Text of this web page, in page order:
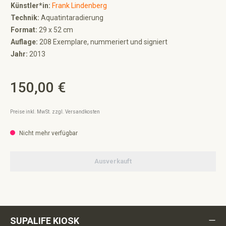
Künstler*in: Frank Lindenberg
Technik: Aquatintaradierung
Format: 29 x 52 cm
Auflage: 208 Exemplare, nummeriert und signiert
Jahr: 2013
Regulärer Preis:
150,00 €
Preise inkl. MwSt. zzgl. Versandkosten
Nicht mehr verfügbar
Ausverkauft
SUPALIFE KIOSK